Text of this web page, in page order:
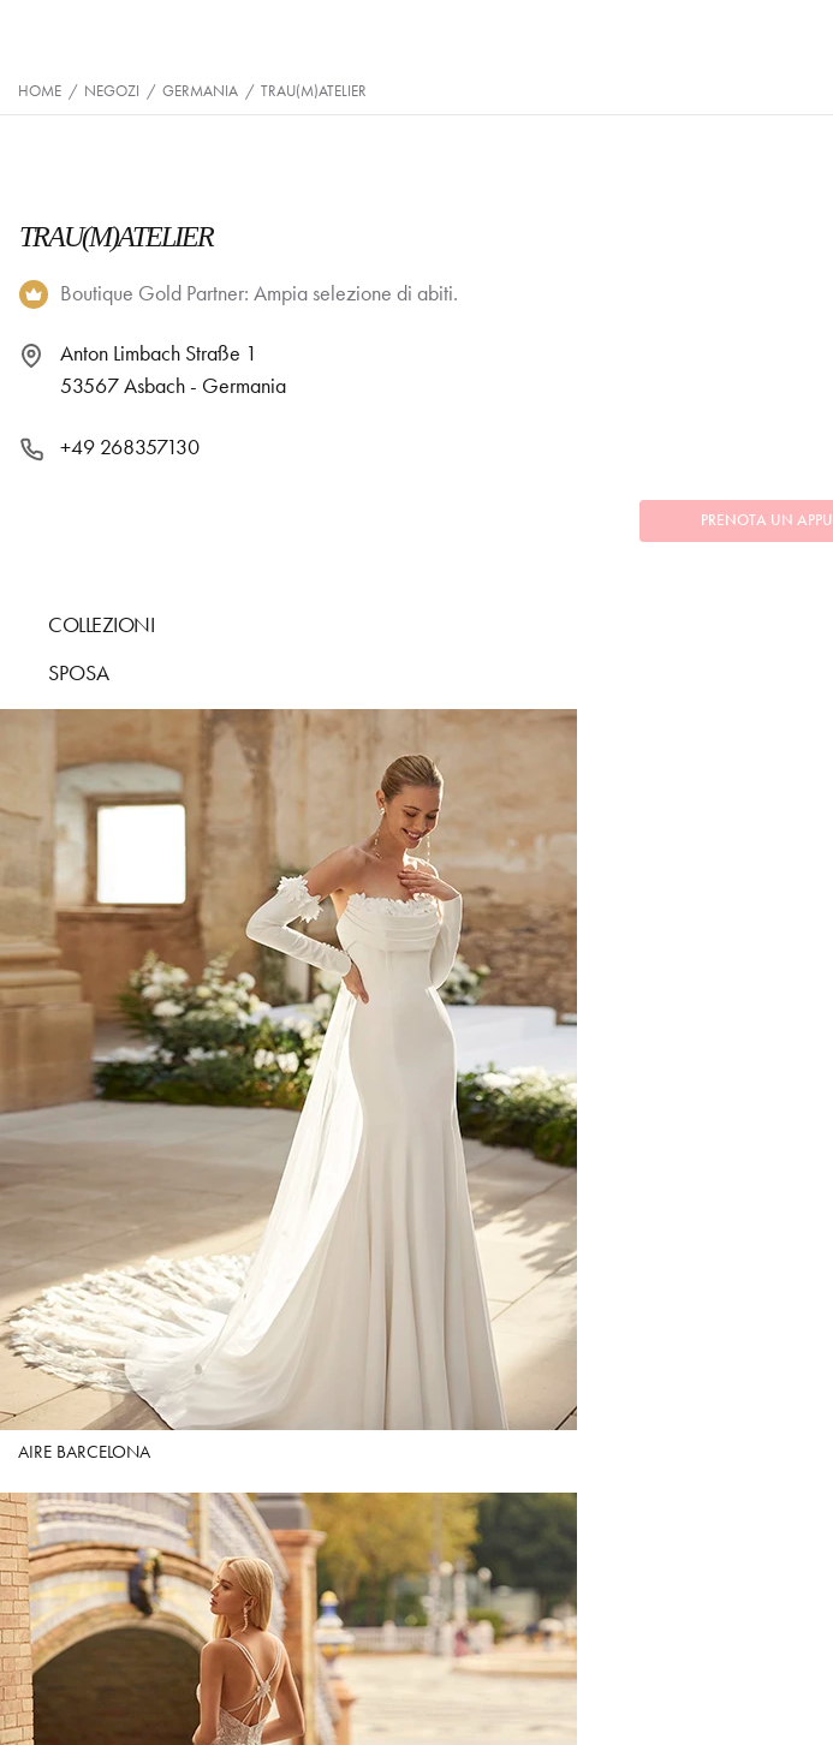
HOME / NEGOZI / GERMANIA / TRAU(M)ATELIER
TRAU(M)ATELIER
Boutique Gold Partner: Ampia selezione di abiti.
Anton Limbach Straße 1
53567 Asbach - Germania
+49 268357130
PRENOTA UN
COLLEZIONI
SPOSA
AIRE BARCELONA